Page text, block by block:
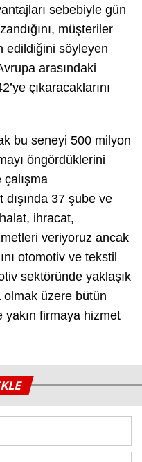
sebebiyle gün
müşteriler
edildiğini söyleyen
arasındaki
çıkaracaklarını
bu seneyi 500 milyon
öngördüklerini
çalışma
dışında 37 şube ve
ihracat,
veriyoruz ancak
otomotiv ve tekstil
sektöründe yaklaşık
üzere bütün
yakın firmaya hizmet